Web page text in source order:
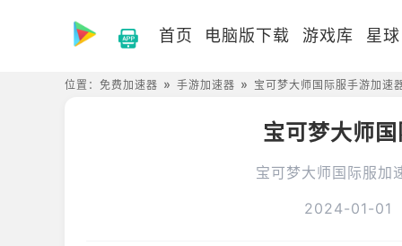
首页 电脑版下载 游戏库 星球
位置： 免费加速器 手游加速器 宝可梦大师国际服手游加速
宝可梦大师
宝可梦大师国际服加
2024-01-01